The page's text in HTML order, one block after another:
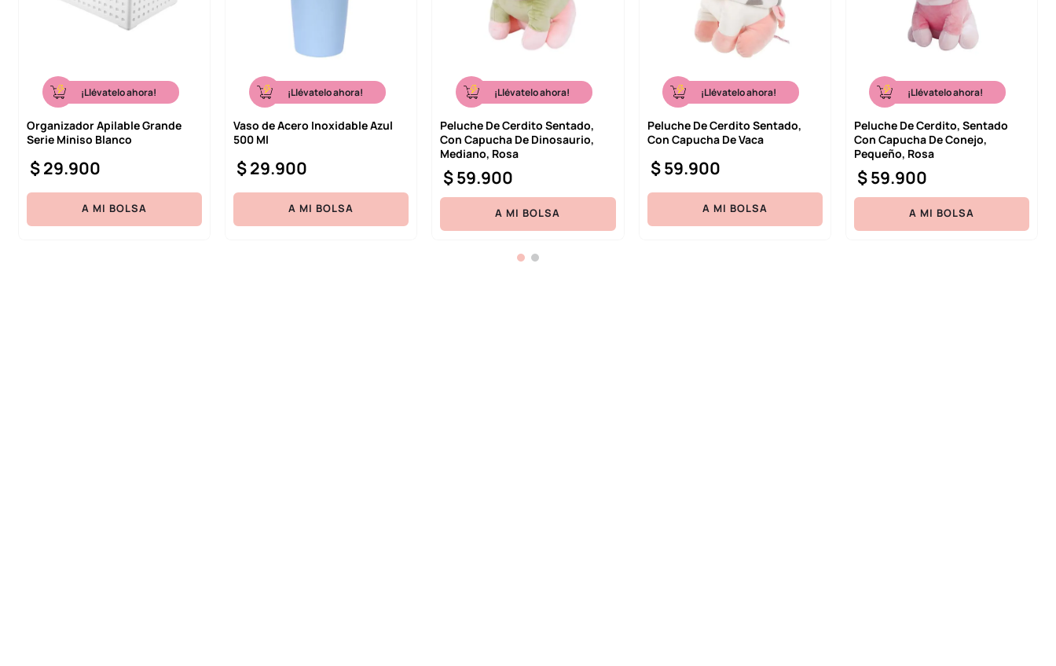
¡Llévatelo ahora!
Organizador Apilable Grande
Serie Miniso Blanco
$29.900
A MI BOLSA
¡Llévatelo ahora!
Vaso de Acero Inoxidable Azul
500 Ml
$29.900
A MI BOLSA
¡Llévatelo ahora!
Peluche De Cerdito Sentado,
Con Capucha De Dinosaurio,
Mediano, Rosa
$59.900
A MI BOLSA
¡Llévatelo ahora!
Peluche De Cerdito Sentado,
Con Capucha De Vaca
$59.900
A MI BOLSA
¡Llévatelo ahora!
Peluche De Cerdito, Sentado
Con Capucha De Conejo,
Pequeño, Rosa
$59.900
A MI BOLSA